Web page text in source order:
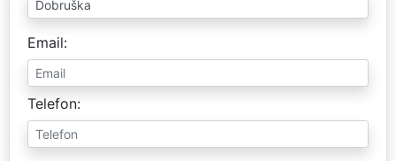
Email
Telefon